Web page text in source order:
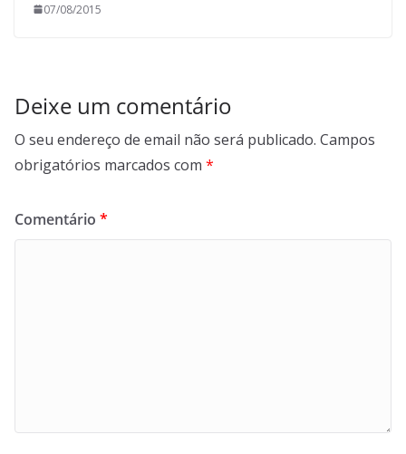
07/08/2015
Deixe um comentário
O seu endereço de email não será publicado. Campos
obrigatórios marcados com *
Comentário *